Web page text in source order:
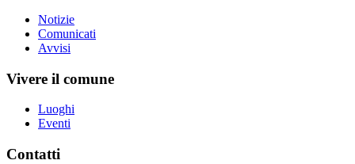
Notizie
Comunicati
Avvisi
Vivere il comune
Luoghi
Eventi
Contatti